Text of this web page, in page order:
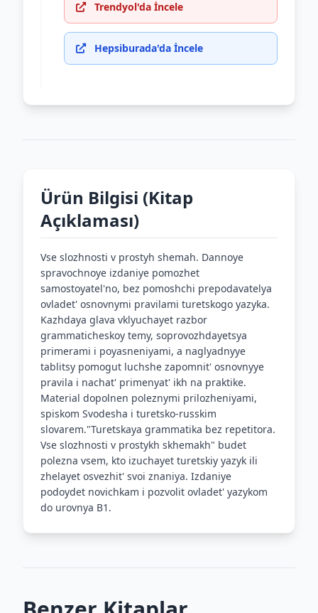
Trendyol'da İncele
Hepsiburada'da İncele
Ürün Bilgisi (Kitap
Açıklaması)
Vse slozhnosti v prostyh shemah. Dannoye
spravochnoye izdaniye pomozhet
samostoyatel'no, bez pomoshchi prepodavatelya
ovladet' osnovnymi pravilami turetskogo yazyka.
Kazhdaya glava vklyuchayet razbor
grammaticheskoy temy, soprovozhdayetsya
primerami i poyasneniyami, a naglyadnyye
tablitsy pomogut luchshe zapomnit' osnovnyye
pravila i nachat' primenyat' ikh na praktike.
Material dopolnen poleznymi prilozheniyami,
spiskom Svodesha i turetsko-russkim
slovarem."Turetskaya grammatika bez repetitora.
Vse slozhnosti v prostykh skhemakh" budet
polezna vsem, kto izuchayet turetskiy yazyk ili
zhelayet osvezhit' svoi znaniya. Izdaniye
podoydet novichkam i pozvolit ovladet' yazykom
do urovnya B1.